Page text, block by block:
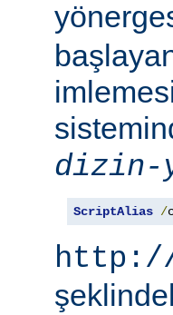
dizin-
ScriptAlias /
http://